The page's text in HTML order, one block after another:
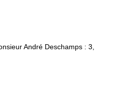
André Deschamps : 3,